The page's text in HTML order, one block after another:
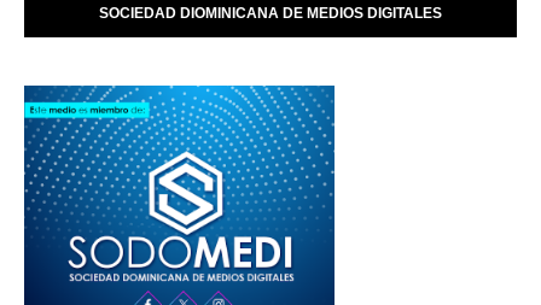
SOCIEDAD DIOMINICANA DE MEDIOS DIGITALES